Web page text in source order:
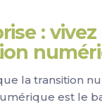
: vivez
la transition
est le